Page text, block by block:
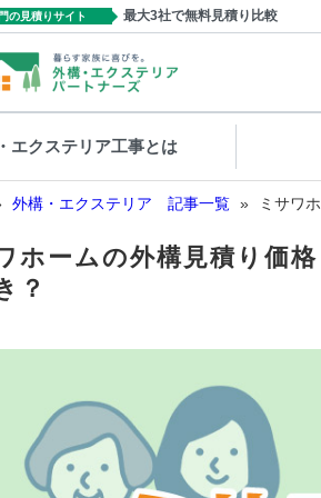
の見積りサイト 最大3社で無料見積り比較
エクステリア工事とは
外構・エクステリア 記事一覧 » ミサワ
ホームの外構見積り価
？